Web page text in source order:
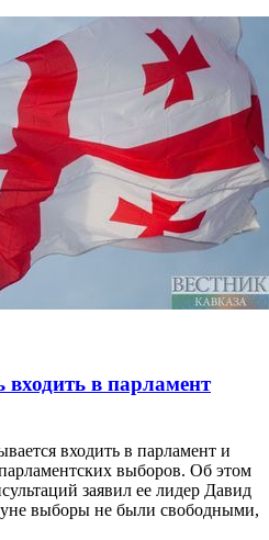
входить в парламент
входить в парламент и
выборов. Об этом
заявил ее лидер Давид
выборы не были свободными,